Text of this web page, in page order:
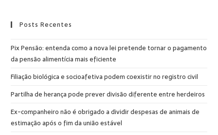
Posts Recentes
Pix Pensão: entenda como a nova lei pretende tornar o pagamento
da pensão alimentícia mais eficiente
Filiação biológica e socioafetiva podem coexistir no registro civil
Partilha de herança pode prever divisão diferente entre herdeiros
Ex-companheiro não é obrigado a dividir despesas de animais de
estimação após o fim da união estável